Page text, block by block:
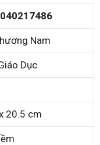
Nam
Dục
20.5 cm